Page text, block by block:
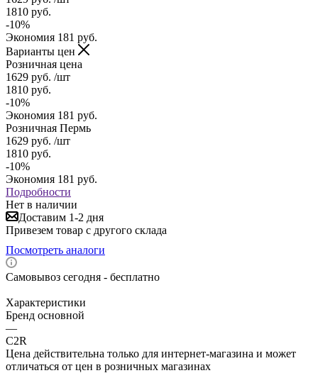
1810 руб.
-10%
Экономия 181 руб.
Варианты цен
Розничная цена
1629 руб. /шт
1810 руб.
-10%
Экономия 181 руб.
Розничная Пермь
1629 руб. /шт
1810 руб.
-10%
Экономия 181 руб.
Подробности
Нет в наличии
Доставим 1-2 дня
Привезем товар с другого склада
Посмотреть аналоги
Самовывоз сегодня - бесплатно
Характеристики
Бренд основной
—
C2R
Цена действительна только для интернет-магазина и может
отличаться от цен в розничных магазинах